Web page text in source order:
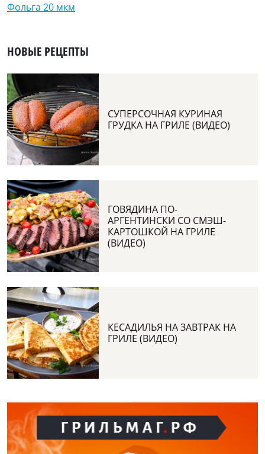
Фольга 20 мкм
НОВЫЕ РЕЦЕПТЫ
СУПЕРСОЧНАЯ КУРИНАЯ
ГРУДКА НА ГРИЛЕ (ВИДЕО)
ГОВЯДИНА ПО-
АРГЕНТИНСКИ СО СМЭШ-
КАРТОШКОЙ НА ГРИЛЕ
(ВИДЕО)
КЕСАДИЛЬЯ НА ЗАВТРАК НА
ГРИЛЕ (ВИДЕО)